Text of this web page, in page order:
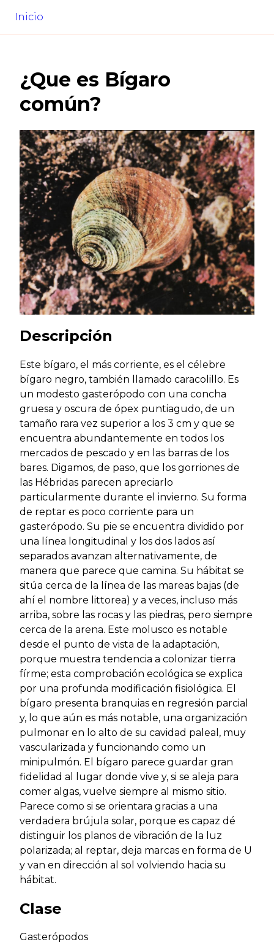
Inicio
¿Que es Bígaro
común?
Descripción
Este bígaro, el más corriente, es el célebre
bígaro negro, también llamado caracolillo. Es
un modesto gasterópodo con una concha
gruesa y oscura de ópex puntiagudo, de un
tamaño rara vez superior a los 3 cm y que se
encuentra abundantemente en todos los
mercados de pescado y en las barras de los
bares. Digamos, de paso, que los gorriones de
las Hébridas parecen apreciarlo
particularmente durante el invierno. Su forma
de reptar es poco corriente para un
gasterópodo. Su pie se encuentra dividido por
una línea longitudinal y los dos lados así
separados avanzan alternativamente, de
manera que parece que camina. Su hábitat se
sitúa cerca de la línea de las mareas bajas (de
ahí el nombre littorea) y a veces, incluso más
arriba, sobre las rocas y las piedras, pero siempre
cerca de la arena. Este molusco es notable
desde el punto de vista de la adaptación,
porque muestra tendencia a colonizar tierra
fírme; esta comprobación ecológica se explica
por una profunda modificación fisiológica. El
bígaro presenta branquias en regresión parcial
y, lo que aún es más notable, una organización
pulmonar en lo alto de su cavidad paleal, muy
vascularizada y funcionando como un
minipulmón. El bígaro parece guardar gran
fidelidad al lugar donde vive y, si se aleja para
comer algas, vuelve siempre al mismo sitio.
Parece como si se orientara gracias a una
verdadera brújula solar, porque es capaz dé
distinguir los planos de vibración de la luz
polarizada; al reptar, deja marcas en forma de U
y van en dirección al sol volviendo hacia su
hábitat.
Clase
Gasterópodos